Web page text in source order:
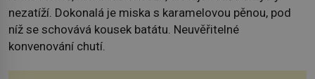
nezatíží. Dokonalá je miska s karamelovou pěnou, pod
níž se schovává kousek batátu. Neuvěřitelné
konvenování chutí.